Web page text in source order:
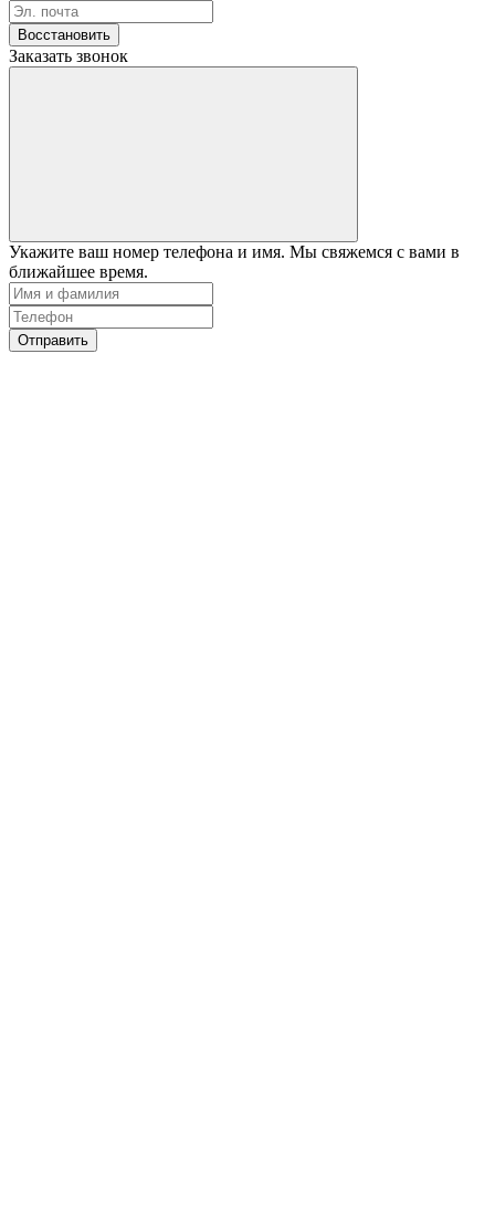
Восстановить
Заказать звонок
Укажите ваш номер телефона и имя. Мы свяжемся с вами в
ближайшее время.
Отправить